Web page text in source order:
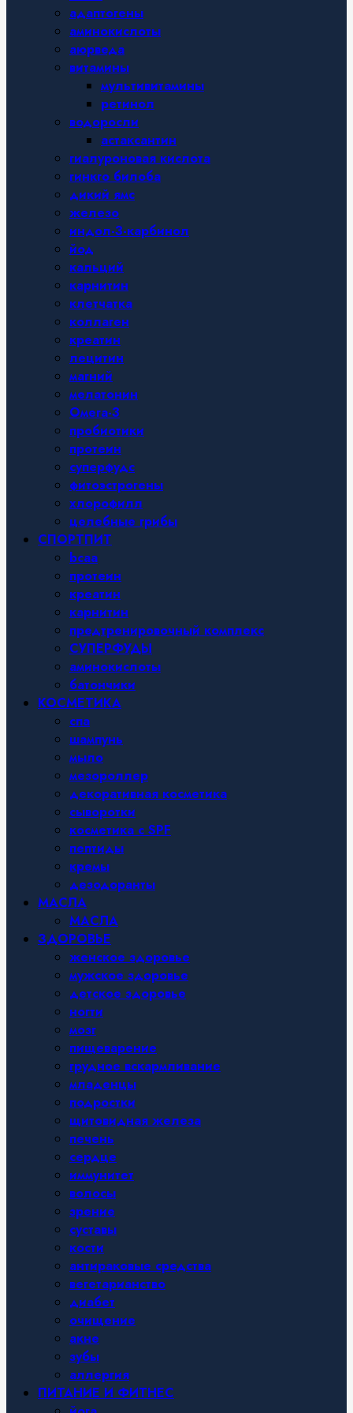
адаптогены
аминокислоты
аюрведа
витамины
мультивитамины
ретинол
водоросли
астаксантин
гиалуроновая кислота
гинкго билоба
дикий ямс
железо
индол-3-карбинол
йод
кальций
карнитин
клетчатка
коллаген
креатин
лецитин
магний
мелатонин
Омега-3
пробиотики
протеин
суперфудс
фитоэстрогены
хлорофилл
целебные грибы
СПОРТПИТ
bcaa
протеин
креатин
карнитин
предтренировочный комплекс
СУПЕРФУДЫ
аминокислоты
батончики
КОСМЕТИКА
спа
шампунь
мыло
мезороллер
декоративная косметика
сыворотки
косметика с SPF
пептиды
кремы
дезодоранты
МАСЛА
МАСЛА
ЗДОРОВЬЕ
женское здоровье
мужское здоровье
детское здоровье
ногти
мозг
пищеварение
грудное вскармливание
младенцы
подростки
щитовидная железа
печень
сердце
иммунитет
волосы
зрение
суставы
кости
антираковые средства
вегетарианство
диабет
очищение
акне
зубы
аллергия
ПИТАНИЕ И ФИТНЕС